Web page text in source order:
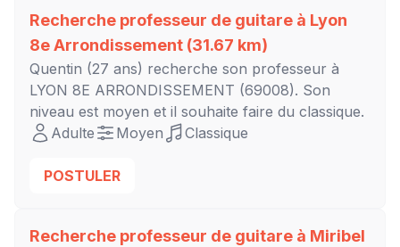
Recherche professeur de guitare à Lyon
8e Arrondissement (31.67 km)
Quentin (27 ans) recherche son professeur à
LYON 8E ARRONDISSEMENT (69008). Son
niveau est moyen et il souhaite faire du classique.
Adulte
Moyen Classique
POSTULER
Recherche professeur de guitare à Miribel